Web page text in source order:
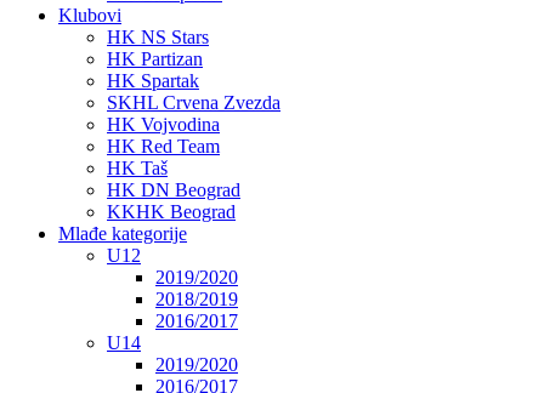
Klubovi
HK NS Stars
HK Partizan
HK Spartak
SKHL Crvena Zvezda
HK Vojvodina
HK Red Team
HK Taš
HK DN Beograd
KKHK Beograd
Mlađe kategorije
U12
2019/2020
2018/2019
2016/2017
U14
2019/2020
2016/2017